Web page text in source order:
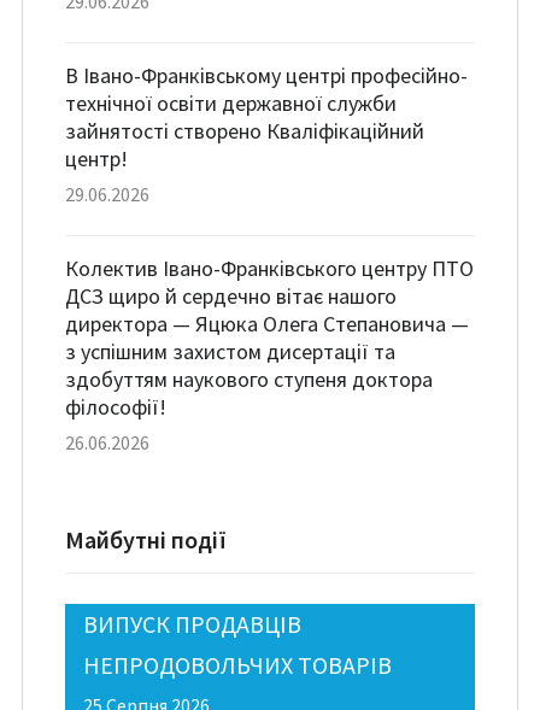
В Івано-Франківському центрі професійно-
технічної освіти державної служби
зайнятості створено Кваліфікаційний
центр!
29.06.2026
Колектив Івано-Франківського центру ПТО
ДСЗ щиро й сердечно вітає нашого
директора — Яцюка Олега Степановича —
з успішним захистом дисертації та
здобуттям наукового ступеня доктора
філософії!
26.06.2026
Майбутні події
ВИПУСК ПРОДАВЦІВ
НЕПРОДОВОЛЬЧИХ ТОВАРІВ
25 Серпня 2026